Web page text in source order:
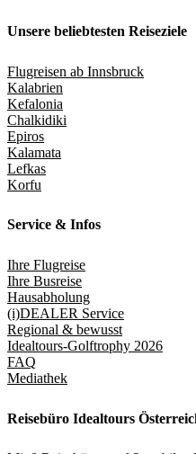
Unsere beliebtesten Reiseziele
Flugreisen ab Innsbruck
Kalabrien
Kefalonia
Chalkidiki
Epiros
Kalamata
Lefkas
Korfu
Service & Infos
Ihre Flugreise
Ihre Busreise
Hausabholung
(i)DEALER Service
Regional & bewusst
Idealtours-Golftrophy 2026
FAQ
Mediathek
Reisebüro Idealtours